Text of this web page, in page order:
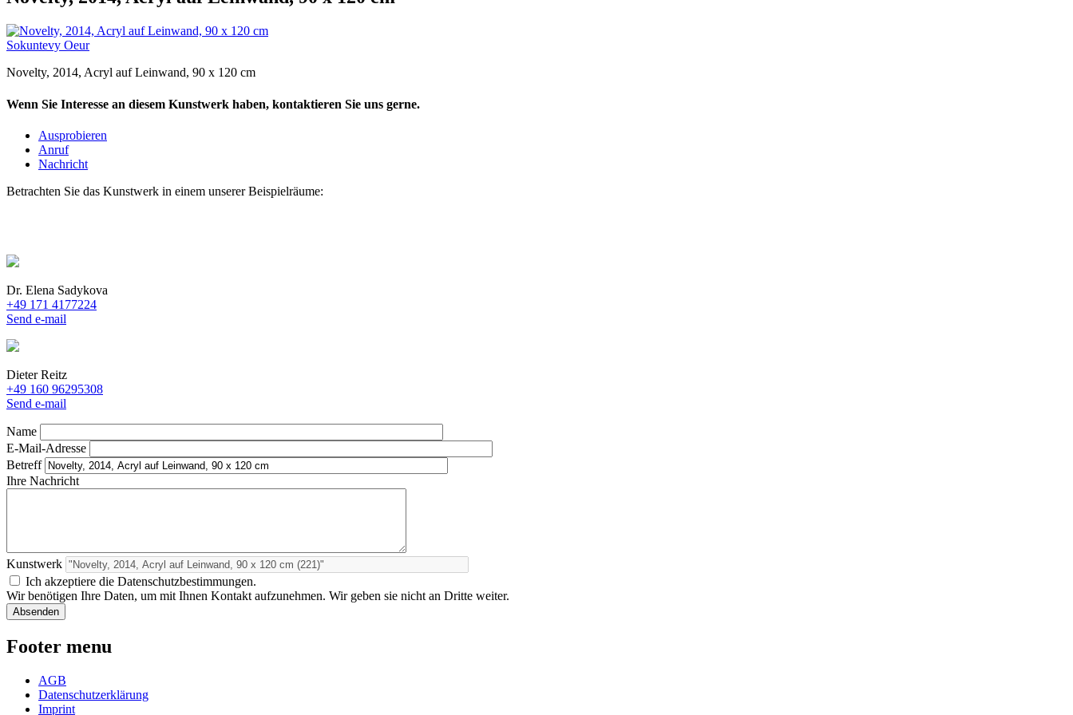
Sokuntevy Oeur
Novelty, 2014, Acryl auf Leinwand, 90 x 120 cm
Wenn Sie Interesse an diesem Kunstwerk haben, kontaktieren Sie uns gerne.
Ausprobieren
Anruf
Nachricht
Betrachten Sie das Kunstwerk in einem unserer Beispielräume:
Dr. Elena Sadykova
+49 171 4177224
Send e-mail
Dieter Reitz
+49 160 96295308
Send e-mail
Name
E-Mail-Adresse
Betreff
Ihre Nachricht
Kunstwerk
Ich akzeptiere die Datenschutzbestimmungen.
Wir benötigen Ihre Daten, um mit Ihnen Kontakt aufzunehmen. Wir geben sie nicht an Dritte weiter.
Footer menu
AGB
Datenschutzerklärung
Imprint